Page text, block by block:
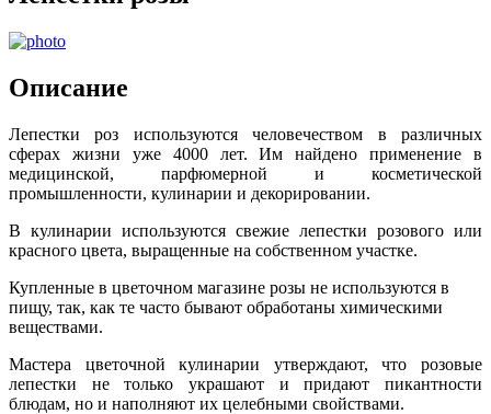
Описание
Лепестки роз используются человечеством в различных
сферах жизни уже 4000 лет. Им найдено применение в
медицинской, парфюмерной и косметической
промышленности, кулинарии и декорировании.
В кулинарии используются свежие лепестки розового или
красного цвета, выращенные на собственном участке.
Купленные в цветочном магазине розы не используются в
пищу, так, как те часто бывают обработаны химическими
веществами.
Мастера цветочной кулинарии утверждают, что розовые
лепестки не только украшают и придают пикантности
блюдам, но и наполняют их целебными свойствами.